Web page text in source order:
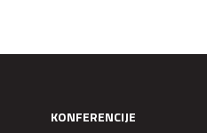
KONFERENCIJE